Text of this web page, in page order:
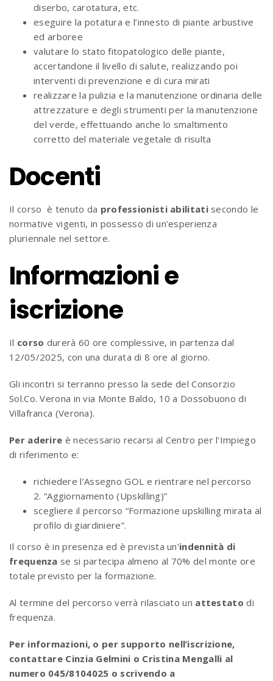
diserbo, carotatura, etc.
eseguire la potatura e l’innesto di piante arbustive
ed arboree
valutare lo stato fitopatologico delle piante,
accertandone il livello di salute, realizzando poi
interventi di prevenzione e di cura mirati
realizzare la pulizia e la manutenzione ordinaria delle
attrezzature e degli strumenti per la manutenzione
del verde, effettuando anche lo smaltimento
corretto del materiale vegetale di risulta
Docenti
Il corso è tenuto da professionistiabilitatisecondo le
normative vigenti, in possesso di un’esperienza
pluriennale nel settore.
Informazioni e
iscrizione
Il corso durerà 60 ore complessive, in partenza dal
12/05/2025, con una durata di 8 ore al giorno.
Gli incontri si terranno presso la sede del Consorzio
Sol.Co. Verona in via Monte Baldo, 10 a Dossobuono di
Villafranca (Verona).
Per aderire è necessario recarsi al Centro per l’Impiego
di riferimento e:
richiedere l’Assegno GOL e rientrare nel percorso
2. “Aggiornamento (Upskilling)”
scegliere il percorso “Formazione upskilling mirata al
profilo di giardiniere”.
Il corso è in presenza ed è prevista un’indennità di
frequenza se si partecipa almeno al 70% del monte ore
totale previsto per la formazione.
Al termine del percorso verrà rilasciato un attestato di
frequenza.
Per informazioni, o per supporto nell’iscrizione,
contattare Cinzia Gelmini o Cristina Mengalli al
numero 045/8104025 o scrivendo a